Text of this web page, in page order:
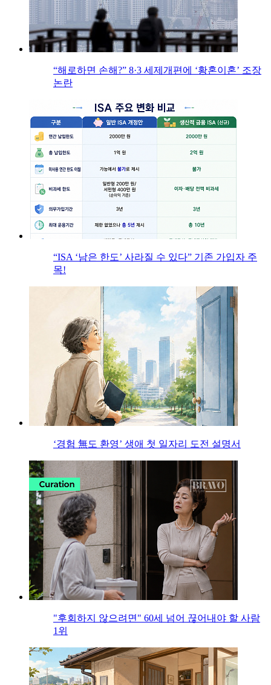
“해로하면 손해?” 8·3 세제개편에 ‘황혼이혼’ 조장
논란
“ISA ‘남은 한도’ 사라질 수 있다” 기존 가입자 주
목!
‘경험 無도 환영’ 생애 첫 일자리 도전 설명서
"후회하지 않으려면" 60세 넘어 끊어내야 할 사람
1위